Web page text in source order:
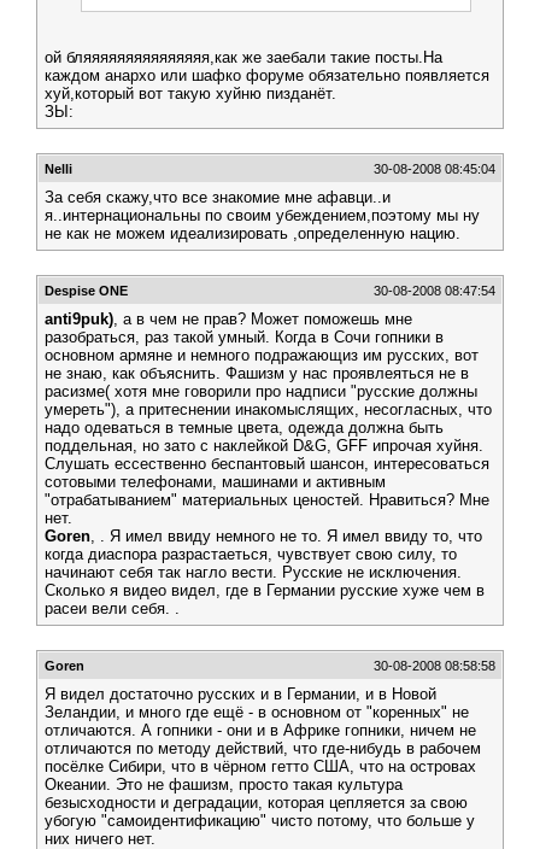
ой бляяяяяяяяяяяяяяя,как же заебали такие посты.На
каждом анархо или шафко форуме обязательно появляется
хуй,который вот такую хуйню пизданёт.
ЗЫ:
Nelli 30-08-2008 08:45:04
За себя скажу,что все знакомие мне афавци..и
я..интернациональны по своим убеждением,поэтому мы ну
не как не можем идеализировать ,определенную нацию.
Despise ONE 30-08-2008 08:47:54
anti9puk), а в чем не прав? Может поможешь мне
разобраться, раз такой умный. Когда в Сочи гопники в
основном армяне и немного подражающиз им русских, вот
не знаю, как объяснить. Фашизм у нас проявлеяться не в
расизме( хотя мне говорили про надписи "русские должны
умереть"), а притеснении инакомыслящих, несогласных, что
надо одеваться в темные цвета, одежда должна быть
поддельная, но зато с наклейкой D&G, GFF ипрочая хуйня.
Слушать ессественно беспантовый шансон, интересоваться
сотовыми телефонами, машинами и активным
"отрабатыванием" материальных ценостей. Нравиться? Мне
нет.
Goren, . Я имел ввиду немного не то. Я имел ввиду то, что
когда диаспора разрастаеться, чувствует свою силу, то
начинают себя так нагло вести. Русские не исключения.
Сколько я видео видел, где в Германии русские хуже чем в
расеи вели себя. .
Goren 30-08-2008 08:58:58
Я видел достаточно русских и в Германии, и в Новой
Зеландии, и много где ещё - в основном от "коренных" не
отличаются. А гопники - они и в Африке гопники, ничем не
отличаются по методу действий, что где-нибудь в рабочем
посёлке Сибири, что в чёрном гетто США, что на островах
Океании. Это не фашизм, просто такая культура
безысходности и деградации, которая цепляется за свою
убогую "самоидентификацию" чисто потому, что больше у
них ничего нет.